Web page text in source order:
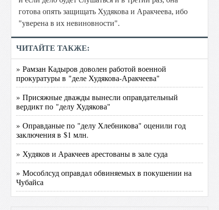
готова опять защищать Худякова и Аракчеева, ибо
"уверена в их невиновности".
ЧИТАЙТЕ ТАКЖЕ:
» Рамзан Кадыров доволен работой военной
прокуратуры в "деле Худякова-Аракчеева"
» Присяжные дважды вынесли оправдательный
вердикт по "делу Худякова"
» Оправданые по "делу Хлебникова" оценили год
заключения в $1 млн.
» Худяков и Аракчеев арестованы в зале суда
» Мособлсуд оправдал обвиняемых в покушении на
Чубайса